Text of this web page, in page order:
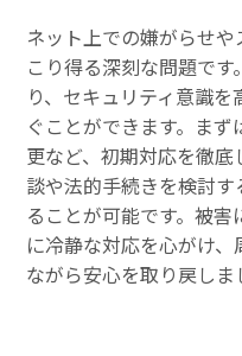
ネット上での嫌がらせ
こり得る深刻な問題で
り、セキュリティ意識
ぐことができます。ま
更など、初期対応を徹
談や法的手続きを検討
ることが可能です。被
に冷静な対応を心がけ
ながら安心を取り戻しま